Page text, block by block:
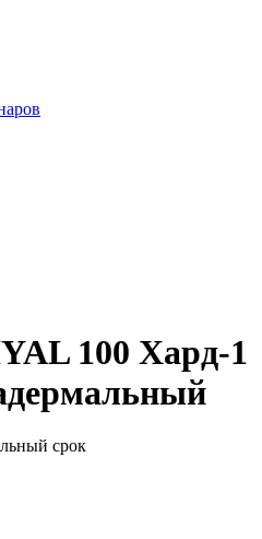
100 Хард-1
срок